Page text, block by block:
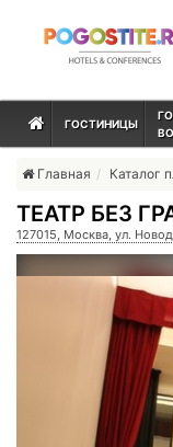
ГОСТИНИЦЫ
Главная Каталог
ТЕАТР БЕЗ
127015, Москва, ул.